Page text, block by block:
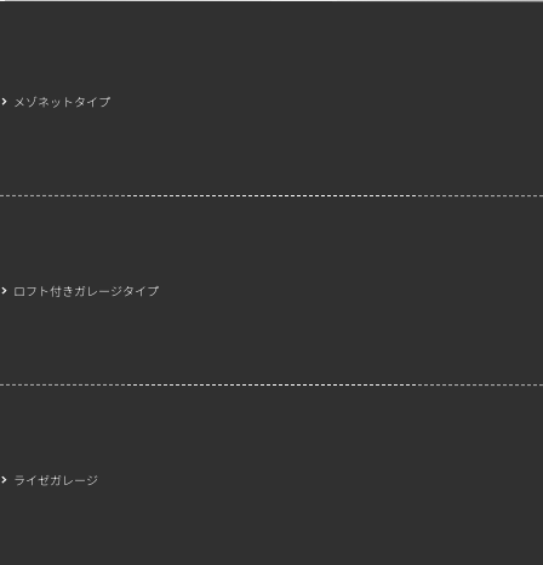
メゾネットタイプ
ロフト付きガレージタイプ
ライゼガレージ